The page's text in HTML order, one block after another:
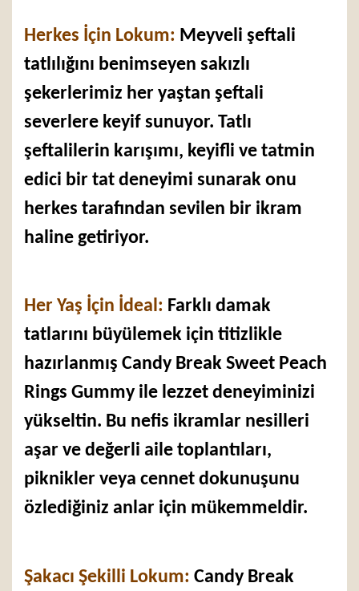
Herkes İçin Lokum: Meyveli şeftali
tatlılığını benimseyen sakızlı
şekerlerimiz her yaştan şeftali
severlere keyif sunuyor. Tatlı
şeftalilerin karışımı, keyifli ve tatmin
edici bir tat deneyimi sunarak onu
herkes tarafından sevilen bir ikram
haline getiriyor.
Her Yaş İçin İdeal: Farklı damak
tatlarını büyülemek için titizlikle
hazırlanmış Candy Break Sweet Peach
Rings Gummy ile lezzet deneyiminizi
yükseltin. Bu nefis ikramlar nesilleri
aşar ve değerli aile toplantıları,
piknikler veya cennet dokunuşunu
özlediğiniz anlar için mükemmeldir.
Şakacı Şekilli Lokum: Candy Break